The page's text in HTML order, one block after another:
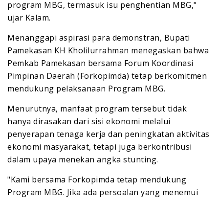
program MBG, termasuk isu penghentian MBG,"
ujar Kalam.
Menanggapi aspirasi para demonstran, Bupati
Pamekasan KH Kholilurrahman menegaskan bahwa
Pemkab Pamekasan bersama Forum Koordinasi
Pimpinan Daerah (Forkopimda) tetap berkomitmen
mendukung pelaksanaan Program MBG.
Menurutnya, manfaat program tersebut tidak
hanya dirasakan dari sisi ekonomi melalui
penyerapan tenaga kerja dan peningkatan aktivitas
ekonomi masyarakat, tetapi juga berkontribusi
dalam upaya menekan angka stunting.
"Kami bersama Forkopimda tetap mendukung
Program MBG. Jika ada persoalan yang menemui